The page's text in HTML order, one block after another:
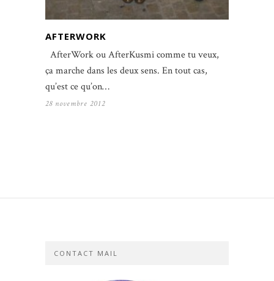
AFTERWORK
AfterWork ou AfterKusmi comme tu veux,
ça marche dans les deux sens. En tout cas,
qu’est ce qu’on…
28 novembre 2012
CONTACT MAIL